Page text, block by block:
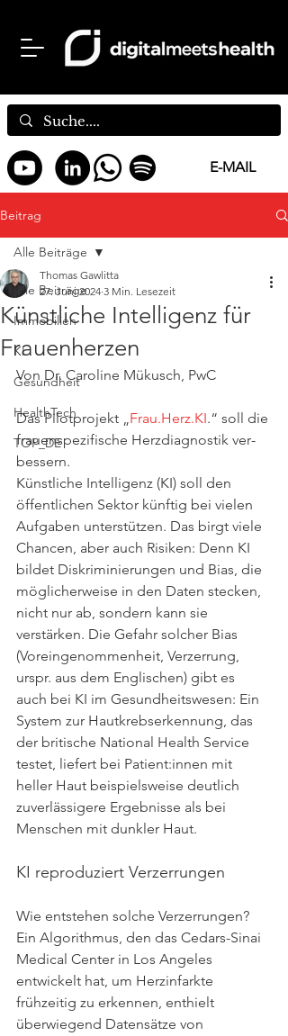
E-MAIL
Beitrag
Alle Beiträge
Immobilien
KI
Gesundheit
HealthTech
TOP_DE
Alle Beiträge
Künstliche Intelligenz für
Frauenherzen
Thomas Gawlitta
27. Juni 2024 3 Min. Lesezeit
Von Dr. Caroline Mükusch, PwC
Das Pilotprojekt „Frau.Herz.KI.“ soll die
frauen­­­spezifische Herz­diagnostik ver­
bessern.
Künstliche Intelligenz (KI) soll den
öffentlichen Sektor künftig bei vielen
Aufgaben unterstützen. Das birgt viele
Chancen, aber auch Risiken: Denn KI
bildet Diskriminierungen und Bias, die
möglicherweise in den Daten stecken,
nicht nur ab, sondern kann sie
verstärken. Die Gefahr solcher Bias
(Voreingenommenheit, Verzerrung,
urspr. aus dem Englischen) gibt es
auch bei KI im Gesundheitswesen: Ein
System zur Hautkrebserkennung, das
der britische National Health Service
testet, liefert bei Patient:innen mit
heller Haut beispielsweise deutlich
zuverlässigere Ergebnisse als bei
Menschen mit dunkler Haut.
KI reproduziert Verzerrungen
Wie entstehen solche Verzerrungen?
Ein Algorithmus, den das Cedars-Sinai
Medical Center in Los Angeles
entwickelt hat, um Herzinfarkte
frühzeitig zu erkennen, enthielt
überwiegend Datensätze von